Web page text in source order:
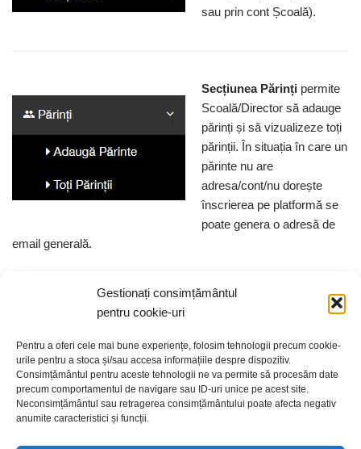
Gestionați consimțământul
pentru cookie-uri
Pentru a oferi cele mai bune experiențe, folosim tehnologii precum cookie-
urile pentru a stoca și/sau accesa informațiile despre dispozitiv.
Consimțământul pentru aceste tehnologii ne va permite să procesăm date
precum comportamentul de navigare sau ID-uri unice pe acest site.
Neconsimțământul sau retragerea consimțământului poate afecta negativ
anumite caracteristici și funcții.
sau prin cont Școală).
Secțiunea Părinți permite
Scoală/Director să adauge
părinți și să vizualizeze toți
părinții. În situația în care un
părinte nu are
adresa/cont/nu dorește
înscrierea pe platformă se
poate genera o adresă de
email generală.
Scoală/Director să
vizualizeze atât clasa
despre care dorește să
obțină informații, cât și